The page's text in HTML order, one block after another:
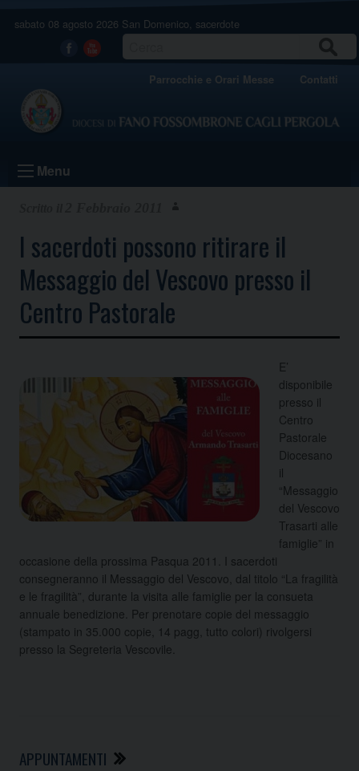
sabato 08 agosto 2026 San Domenico, sacerdote
Facebook
Youtube
Parrocchie e Orari Messe Contatti
Menu
I sacerdoti possono ritirare il
Messaggio del Vescovo presso il
Centro Pastorale
E’
disponibile
presso il
Centro
Pastorale
Diocesano
il
“Messaggio
del Vescovo
Trasarti alle
famiglie” in
occasione della prossima Pasqua 2011. I sacerdoti
consegneranno il Messaggio del Vescovo, dal titolo “La fragilità
e le fragilità”, durante la visita alle famiglie per la consueta
annuale benedizione. Per prenotare copie del messaggio
(stampato in 35.000 copie, 14 pagg, tutto colori) rivolgersi
presso la Segreteria Vescovile.
APPUNTAMENTI